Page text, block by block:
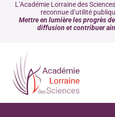
L’Académie Lorraine des
reconnue d’utilité
Mettre en lumière les progrès
diffusion et contribuer